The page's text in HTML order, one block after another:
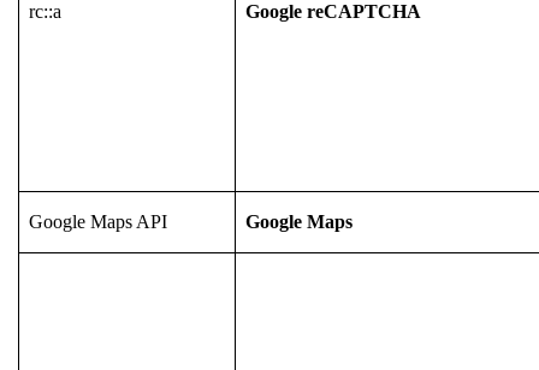
rc::a Google reCAPTCHA
Google Maps API Google Maps